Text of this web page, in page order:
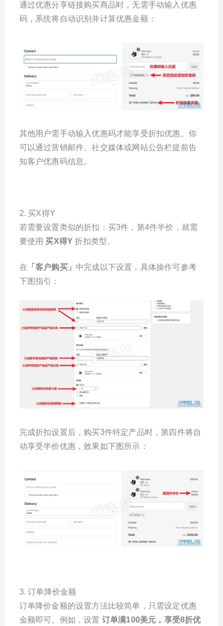
通过优惠分享链接购买商品时，无需手动输入优惠
码，系统将自动识别并计算优惠金额：
其他用户需手动输入优惠码才能享受折扣优惠。你
可以通过营销邮件、社交媒体或网站公告栏提前告
知客户优惠码信息。
2. 买X得Y
若需要设置类似的折扣：买3件，第4件半价，就需
要使用买X得Y 折扣类型。
在 「客户购买」 中完成以下设置，具体操作可参考
下图指引：
完成折扣设置后，购买3件特定产品时，第四件将自
动享受半价优惠，效果如下图所示：
3. 订单降价金额
订单降价金额的设置方法比较简单，只需设定优惠
金额即可。例如，设置 订单满100美元，享受8折优